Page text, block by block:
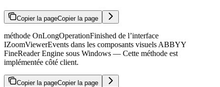
Copier la pageCopier la page
méthode OnLongOperationFinished de l’interface
IZoomViewerEvents dans les composants visuels ABBYY
FineReader Engine sous Windows — Cette méthode est
implémentée côté client.
Copier la pageCopier la page